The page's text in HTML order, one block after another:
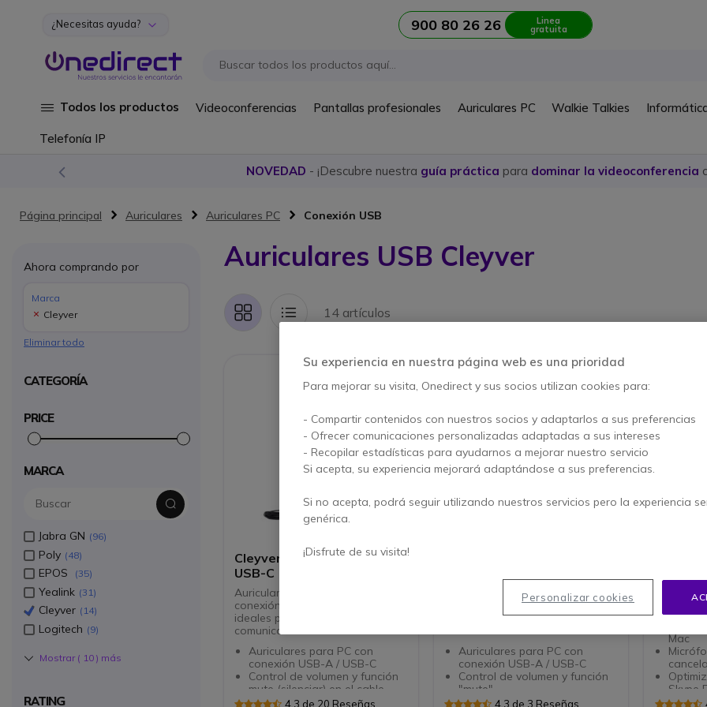
Ir al contenido
¿Necesitas ayuda? 900 80 26 26 Linea
gratuita
Todos los productos Videoconferencias Pantallas profesionales Auriculares PC Walkie Talkies
Telefonía IP
NOVEDAD - ¡Descubre nuestra guía práctica para dominar la videoconferencia
Página principal Auriculares Auriculares PC Conexión USB
Auriculares USB Cleyver
Parrilla Lista 14 artículos
Cleyver HC65 Flex USB-A /
USB-C
Auriculares dúo para PC con
conexión USB-A / USB-C -
ideales para una buena
comunicación
Auriculares para PC con
conexión USB-A / USB-C
Control de volumen y función
mute (silenciar) en el cable
Gran calidad de sonido con
4.3 de 20 Reseñas
Auriculares mono para PC con
conexión USB-A / USB-C -
ideales para una buena
Auriculares para PC con
conexión USB-A / USB-C
Control de volumen y función
"mute"
Sonido de banda ancha con
4.3 de 3 Reseñas
busylight
Mac
Skype
Ahora comprando por
Marca
Cleyver
Eliminar todo
CATEGORÍA
PRICE
MARCA
Jabra GN 96
Poly 48
EPOS 35
Yealink 31
Cleyver 14
Logitech 9
Mostrar ( 10 ) más
RATING
Su experiencia en nuestra página web es una prioridad
Para mejorar su visita, Onedirect y sus socios utilizan cookies para:
- Compartir contenidos con nuestros socios y adaptarlos a sus preferencias
- Ofrecer comunicaciones personalizadas adaptadas a sus intereses
- Recopilar estadísticas para ayudarnos a mejorar nuestro servicio
Si acepta, su experiencia mejorará adaptándose a sus preferencias.
Si no acepta, podrá seguir utilizando nuestros servicios pero la experiencia
genérica.
¡Disfrute de su visita!
Personalizar cookies